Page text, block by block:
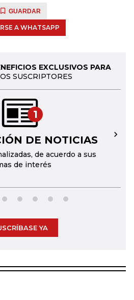
GUARDAR
A WHATSAPP
EXCLUSIVOS PARA
SUSCRIPTORES
1
DE NOTICIAS
de acuerdo a sus
de interés
→
YA